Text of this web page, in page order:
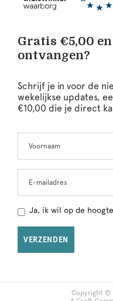
Gratis €5,00
ontvangen?
Schrijf je in voor de
wekelijkse updates,
€10,00 die je direct
this
Ja, ik wil op de
VERZENDEN
Copyright ©